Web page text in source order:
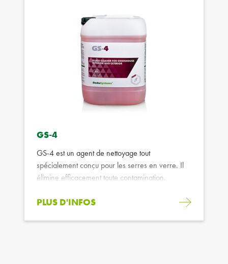
GS-4
GS-4 est un agent de nettoyage tout
spécialement conçu pour les serres en verre. Il
élimine efficacement toute contamination.
PLUS D'INFOS